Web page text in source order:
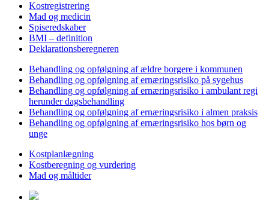
Kostregistrering
Mad og medicin
Spiseredskaber
BMI – definition
Deklarationsberegneren
Behandling og opfølgning af ældre borgere i kommunen
Behandling og opfølgning af ernæringsrisiko på sygehus
Behandling og opfølgning af ernæringsrisiko i ambulant regi
herunder dagsbehandling
Behandling og opfølgning af ernæringsrisiko i almen praksis
Behandling og opfølgning af ernæringsrisiko hos børn og
unge
Kostplanlægning
Kostberegning og vurdering
Mad og måltider